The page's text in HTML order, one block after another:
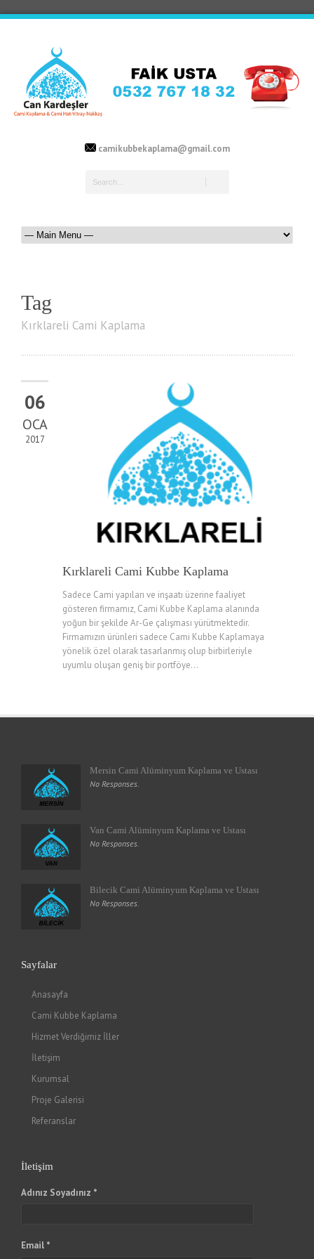
camikubbekaplama@gmail.com
Tag
Kırklareli Cami Kaplama
06
OCA
2017
Kırklareli Cami Kubbe Kaplama
Sadece Cami yapıları ve inşaatı üzerine faaliyet
gösteren firmamız, Cami Kubbe Kaplama alanında
yoğun bir şekilde Ar-Ge çalışması yürütmektedir.
Firmamızın ürünleri sadece Cami Kubbe Kaplamaya
yönelik özel olarak tasarlanmış olup birbirleriyle
uyumlu oluşan geniş bir portföye...
Mersin Cami Alüminyum Kaplama ve Ustası
No Responses.
Van Cami Alüminyum Kaplama ve Ustası
No Responses.
Bilecik Cami Alüminyum Kaplama ve Ustası
No Responses.
Sayfalar
Anasayfa
Cami Kubbe Kaplama
Hizmet Verdiğimiz İller
İletişim
Kurumsal
Proje Galerisi
Referanslar
İletişim
Adınız Soyadınız *
Email *